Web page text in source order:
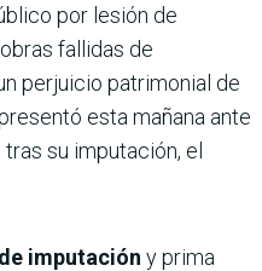
por lesión de
fallidas de
perjuicio patrimonial de
esta mañana ante
su imputación, el
imputación y prima